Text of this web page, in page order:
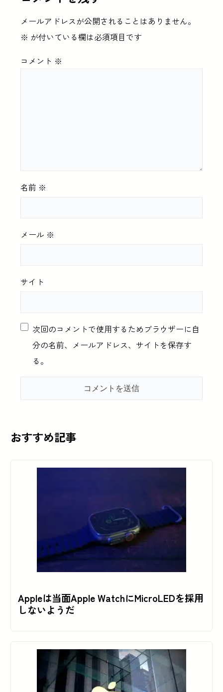
メールアドレスが公開されることはありません。
※ が付いている欄は必須項目です
コメント ※
名前 ※
メール ※
サイト
次回のコメントで使用するためブラウザーに自
分の名前、メールアドレス、サイトを保存す
る。
おすすめ記事
Appleは当面Apple WatchにMicroLEDを採用
しないようだ